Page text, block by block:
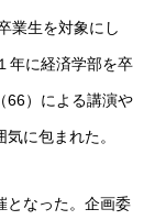
業生を対象にし
年に経済学部を卒
66）による講演や
に包まれた。
となった。企画委